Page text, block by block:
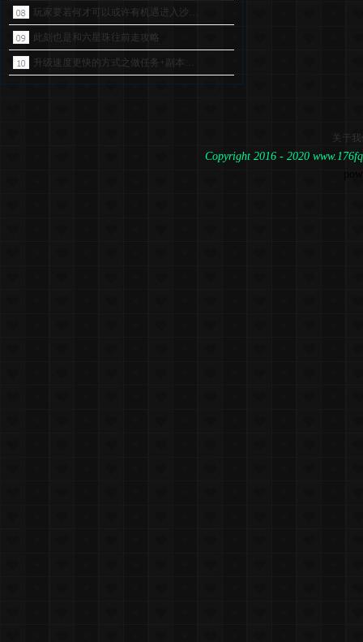
玩家要若何才可以或许有机遇进入沙…
此刻也是和六星珠往前走攻略
升级速度更快的方式之做任务+副本…
关于
Copyright 2016 - 2020